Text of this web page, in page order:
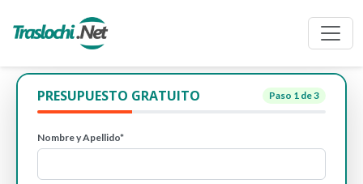
PRESUPUESTO GRATUITO Paso 1 de 3
Nombre y Apellido*